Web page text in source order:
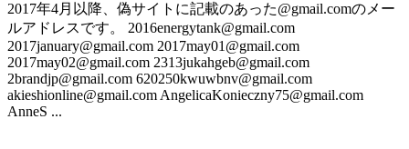
2017年4月以降、偽サイトに記載のあった@gmail.comのメー
ルアドレスです。 2016energytank@gmail.com
2017january@gmail.com 2017may01@gmail.com
2017may02@gmail.com 2313jukahgeb@gmail.com
2brandjp@gmail.com 620250kwuwbnv@gmail.com
akieshionline@gmail.com AngelicaKonieczny75@gmail.com
AnneS ...